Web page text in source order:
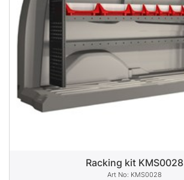
Racking kit KMS0028
KMS0028